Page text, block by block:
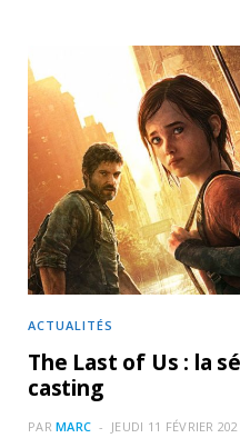
ACTUALITÉS
The Last of Us : la
casting
PAR MARC JEUDI 11 FÉVRIER